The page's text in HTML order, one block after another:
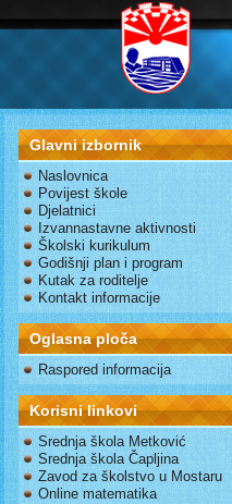
Glavni izbornik
Naslovnica
Povijest škole
Djelatnici
Izvannastavne aktivnosti
Školski kurikulum
Godišnji plan i program
Kutak za roditelje
Kontakt informacije
Oglasna ploča
Raspored informacija
Korisni linkovi
Srednja škola Metković
Srednja škola Čapljina
Zavod za školstvo u Mostaru
Online matematika